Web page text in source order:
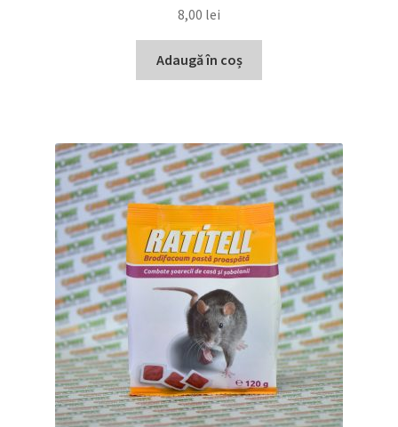
8,00 lei
Adaugă în coș